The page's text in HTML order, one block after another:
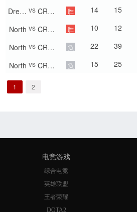
DreamEaters vs CR4ZY 胜 14 15
North vs CR4ZY 胜 10 12
North vs CR4ZY 负 22 39
North vs CR4ZY 负 15 25
1 2
电竞游戏
综合电竞
英雄联盟
王者荣耀
DOTA2